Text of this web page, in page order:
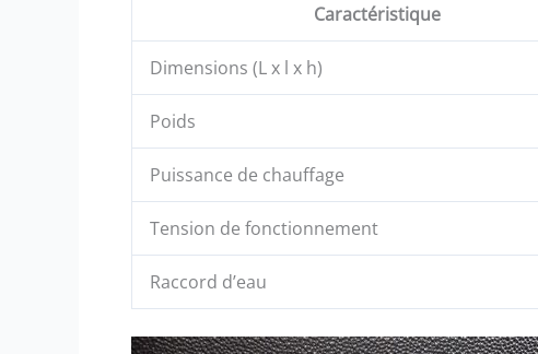
Caractéristique
Dimensions (L x l x h)
Poids
Puissance de chauffage
Tension de fonctionnement
Raccord d’eau